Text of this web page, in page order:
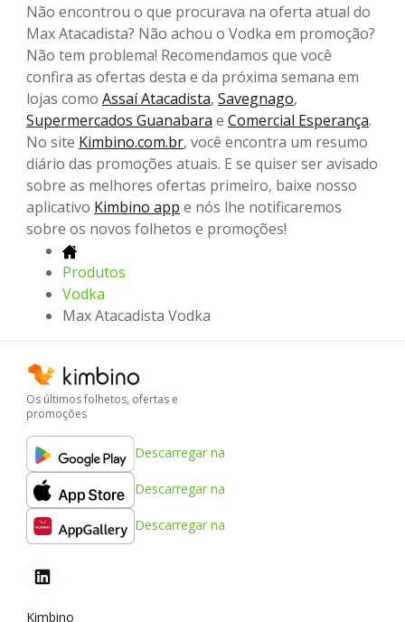
Não encontrou o que procurava na oferta atual do
Max Atacadista? Não achou o Vodka em promoção?
Não tem problema! Recomendamos que você
confira as ofertas desta e da próxima semana em
lojas como Assaí Atacadista, Savegnago,
Supermercados Guanabara e Comercial Esperança.
No site Kimbino.com.br, você encontra um resumo
diário das promoções atuais. E se quiser ser avisado
sobre as melhores ofertas primeiro, baixe nosso
aplicativo Kimbino app e nós lhe notificaremos
sobre os novos folhetos e promoções!
Produtos
Vodka
Max Atacadista Vodka
Os últimos folhetos, ofertas e
promoções
Descarregar na
Descarregar na
Descarregar na
Kimbino